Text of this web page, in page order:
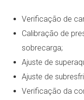
Verificação de
Calibração de
sobrecarga;
Ajuste de
Ajuste de
Verificação da